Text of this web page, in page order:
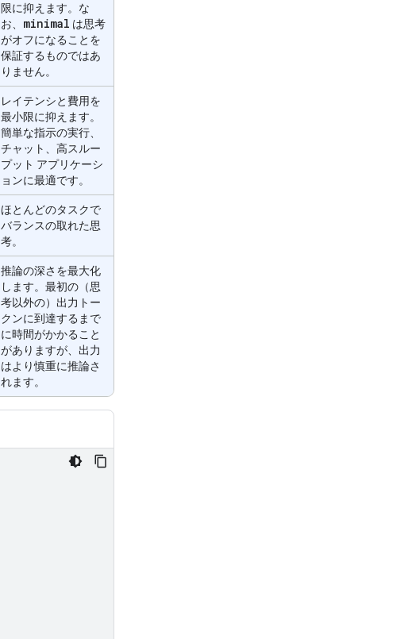
限に抑えます。な
お、 minimal は思考
がオフになることを
保証するものではあ
りません。
レイテンシと費用を
最小限に抑えます。
簡単な指示の実行、
チャット、高スルー
プット アプリケーシ
ョンに最適です。
ほとんどのタスクで
バランスの取れた思
考。
推論の深さを最大化
します。最初の（思
考以外の）出力トー
クンに到達するまで
に時間がかかること
がありますが、出力
はより慎重に推論さ
れます。